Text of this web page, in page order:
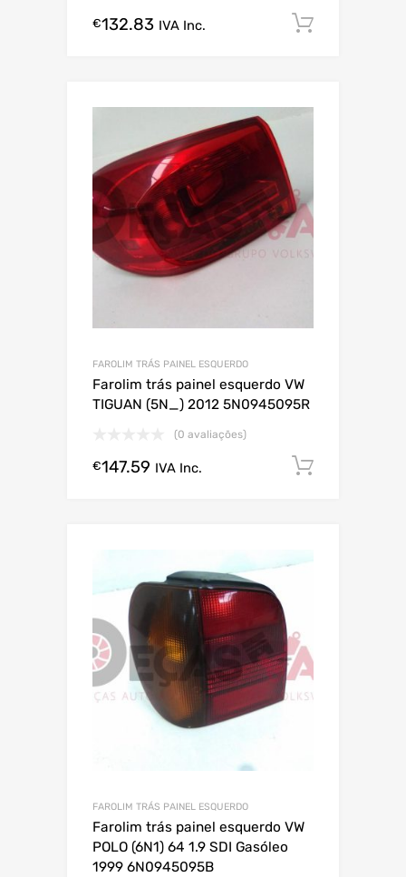
€132.83 IVA Inc.
FAROLIM TRÁS PAINEL ESQUERDO
Farolim trás painel esquerdo VW
TIGUAN (5N_) 2012 5N0945095R
(0 avaliações)
€147.59 IVA Inc.
FAROLIM TRÁS PAINEL ESQUERDO
Farolim trás painel esquerdo VW
POLO (6N1) 64 1.9 SDI Gasóleo
1999 6N0945095B